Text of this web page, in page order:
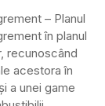
– Planul
în planul
recunoscând
acestora în
a unei game